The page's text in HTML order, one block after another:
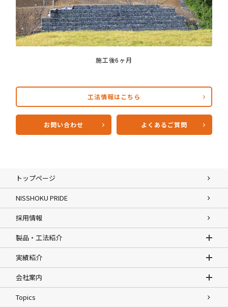
施工後6ヶ月
工法情報はこちら
お問い合わせ よくあるご質問
トップページ
NISSHOKU PRIDE
採用情報
製品・工法紹介
実績紹介
会社案内
Topics